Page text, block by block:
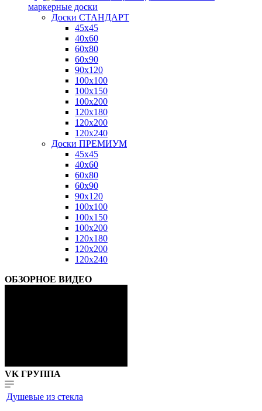
маркерные доски
Доски СТАНДАРТ
45x45
40x60
60x80
60x90
90x120
100x100
100x150
100x200
120x180
120x200
120x240
Доски ПРЕМИУМ
45x45
40x60
60x80
60x90
90x120
100x100
100x150
100x200
120x180
120x200
120x240
ОБЗОРНОЕ ВИДЕО
VK ГРУППА
Душевые из стекла